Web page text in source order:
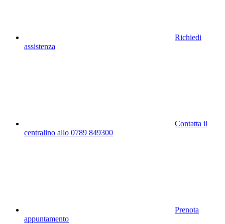
Richiedi
assistenza
Contatta il
centralino allo 0789 849300
Prenota
appuntamento